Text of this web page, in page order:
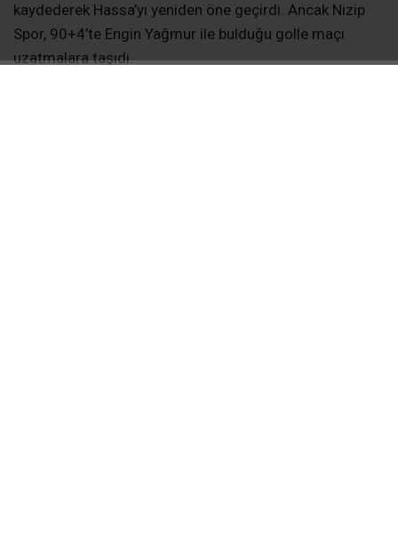
kaydederek Hassa’yı yeniden öne geçirdi. Ancak Nizip
Spor, 90+4’te Engin Yağmur ile bulduğu golle maçı
uzatmalara taşıdı.